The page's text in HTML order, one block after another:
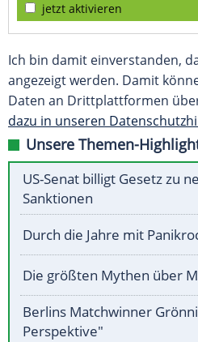
jetzt aktivieren
Ich bin damit einverstanden,
angezeigt werden. Damit
Daten an Drittplattformen
dazu in unseren
Unsere Themen-
US-Senat billigt Gesetz zu
Sanktionen
Durch die Jahre mit
Die größten Mythen über
Berlins Matchwinner
Perspektive"